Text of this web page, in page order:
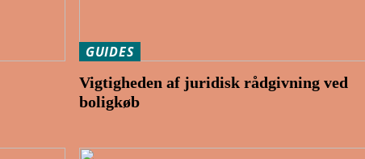
GUIDES
Vigtigheden af juridisk rådgivning ved
boligkøb